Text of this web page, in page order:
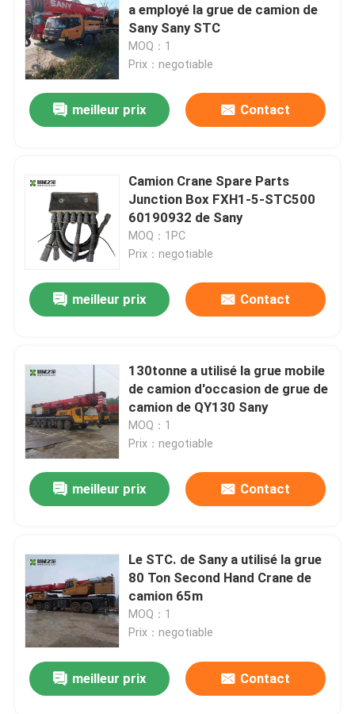
a employé la grue de camion de
Sany Sany STC
MOQ：1
Prix：negotiable
meilleur prix Contact
Camion Crane Spare Parts
Junction Box FXH1-5-STC500
60190932 de Sany
MOQ：1PC
Prix：negotiable
meilleur prix Contact
130tonne a utilisé la grue mobile
de camion d'occasion de grue de
camion de QY130 Sany
MOQ：1
Prix：negotiable
meilleur prix Contact
Le STC. de Sany a utilisé la grue
80 Ton Second Hand Crane de
camion 65m
MOQ：1
Prix：negotiable
meilleur prix Contact